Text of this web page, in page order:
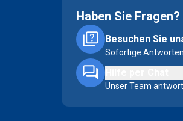
Haben Sie Fragen?
Besuchen Sie
Sofortige
Unser Team